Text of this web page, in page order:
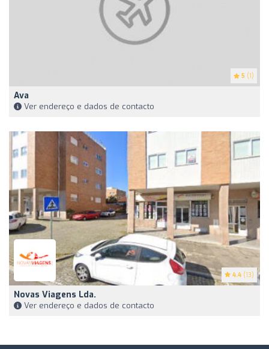
5 (1)
Ava
Ver endereço e dados de contacto
4.4 (13)
Novas Viagens Lda.
Ver endereço e dados de contacto